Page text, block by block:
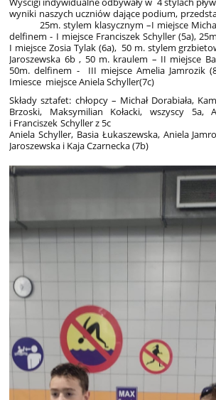
wyniki naszych uczniów dające podium,
25m. stylem klasycznym –I miejsce Michał
delfinem - I miejsce Franciszek Schyller (5a),
I miejsce Zosia Tylak (6a), 50 m. stylem
Jaroszewska 6b , 50 m. kraulem – II miejsce
50m. delfinem - III miejsce Amelia Jamrozik
Imiesce miejsce Aniela Schyller(7c)
Składy sztafet: chłopcy – Michał Dorabiała,
Brzoski, Maksymilian Kołacki, wszyscy 5a,
i Franciszek Schyller z 5c
Aniela Schyller, Basia Łukaszewska, Aniela
Jaroszewska i Kaja Czarnecka (7b)